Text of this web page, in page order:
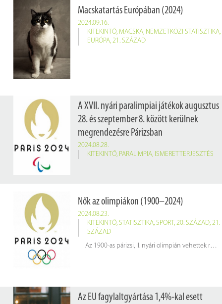
Macskatartás Európában (2024)
2024.09.16.
KITEKINTŐ, MACSKA, NEMZETKÖZI STATISZTIKA,
EURÓPA, 21. SZÁZAD
A XVII. nyári paralimpiai játékok augusztus
28. és szeptember 8. között kerülnek
megrendezésre Párizsban
2024.08.28.
KITEKINTŐ, PARALIMPIA, ISMERETTERJESZTÉS
Nők az olimpiákon (1900–2024)
2024.08.23.
KITEKINTŐ, STATISZTIKA, SPORT, 20. SZÁZAD, 21.
SZÁZAD
Az 1900-as párizsi, II. nyári olimpián vehettek részt először női sportolók. Az első női olimpiai bajnok a svájci Hélène de Pourtalès lett, aki a győztes vitorlás csapat tagja volt. Az első egyéni női olimpiai bajnoki címet pedig a teniszező Charlotte Cooper szerezte meg. Ezen az olimpián mindössze 22 nő vett részt.
Az EU fagylaltgyártása 1,4%-kal esett